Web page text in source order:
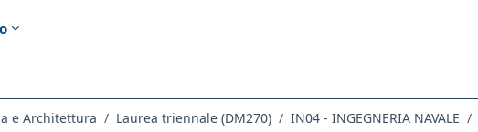
e Architettura Laurea triennale (DM270) IN04 - INGEGNERIA NAVALE